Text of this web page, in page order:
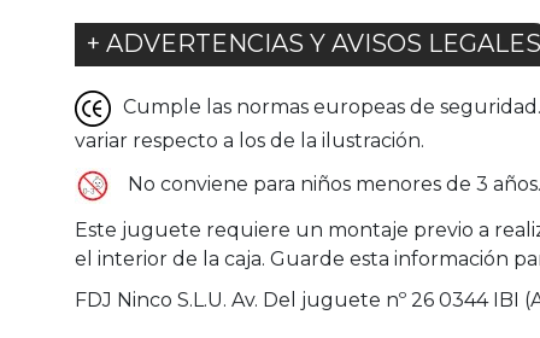
+ ADVERTENCIAS Y AVISOS LEGALES
Cumple las normas europeas de
variar respecto a los de la ilustración.
No conviene para niños menores de 3
Este juguete requiere un montaje previo a
el interior de la caja. Guarde esta información
FDJ Ninco S.L.U. Av. Del juguete nº 26 0344 IBI